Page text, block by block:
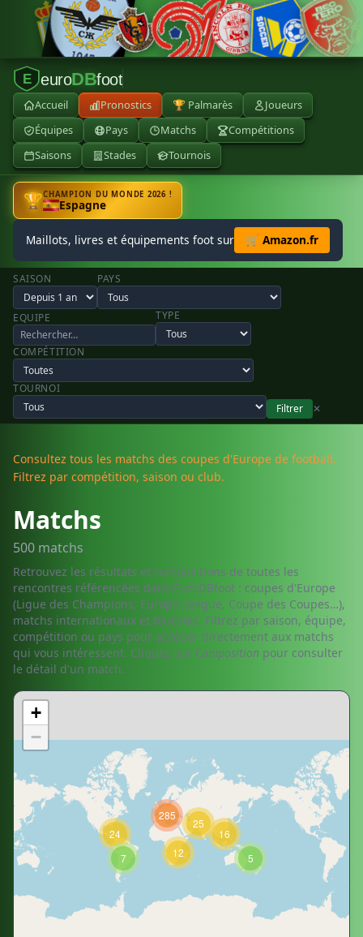
E euroDBfoot
Accueil Pronostics 🏆 Palmarès
Joueurs
Équipes
Pays Matchs
Compétitions
Saisons
Stades Tournois
🏆CHAMPION DU MONDE 2026 !
Espagne
Maillots, livres et équipements foot sur 🛒 Amazon.fr
SAISON PAYS
EQUIPE TYPE
COMPÉTITION
TOURNOI
Filtrer
✕
Consultez tous les matchs des coupes d'Europe de football.
Filtrez par compétition, saison ou club.
Matchs
500 matchs
Retrouvez les résultats et compositions de toutes les
rencontres référencées dans EuroDBfoot : coupes d'Europe
(Ligue des Champions, Europa League, Coupe des Coupes…),
matchs internationaux et tournois. Filtrez par saison, équipe,
compétition ou pays pour accéder directement aux matchs
qui vous intéressent. Cliquez sur Composition pour consulter
le détail d'un match.
12 5
16
7
24
25
285
+
−